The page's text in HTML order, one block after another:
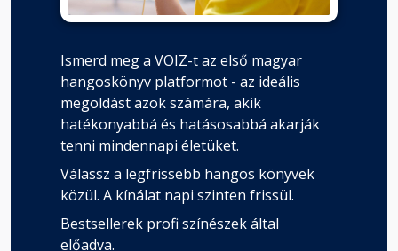
Ismerd meg a VOIZ-t az első magyar
hangoskönyv platformot - az ideális
megoldást azok számára, akik
hatékonyabbá és hatásosabbá akarják
tenni mindennapi életüket.
Válassz a legfrissebb hangos könyvek
közül. A kínálat napi szinten frissül.
Bestsellerek profi színészek által
előadva.